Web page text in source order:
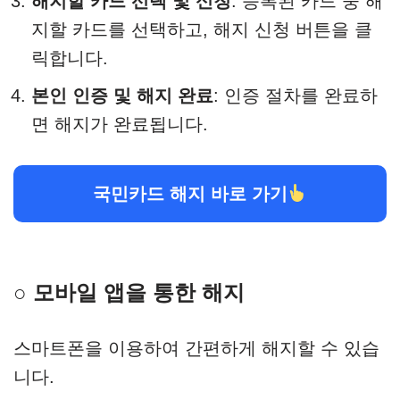
지할 카드를 선택하고, 해지 신청 버튼을 클
릭합니다.​
본인 인증 및 해지 완료: 인증 절차를 완료하
면 해지가 완료됩니다.
국민카드 해지 바로 가기
○ 모바일 앱을 통한 해지
스마트폰을 이용하여 간편하게 해지할 수 있습
니다.​